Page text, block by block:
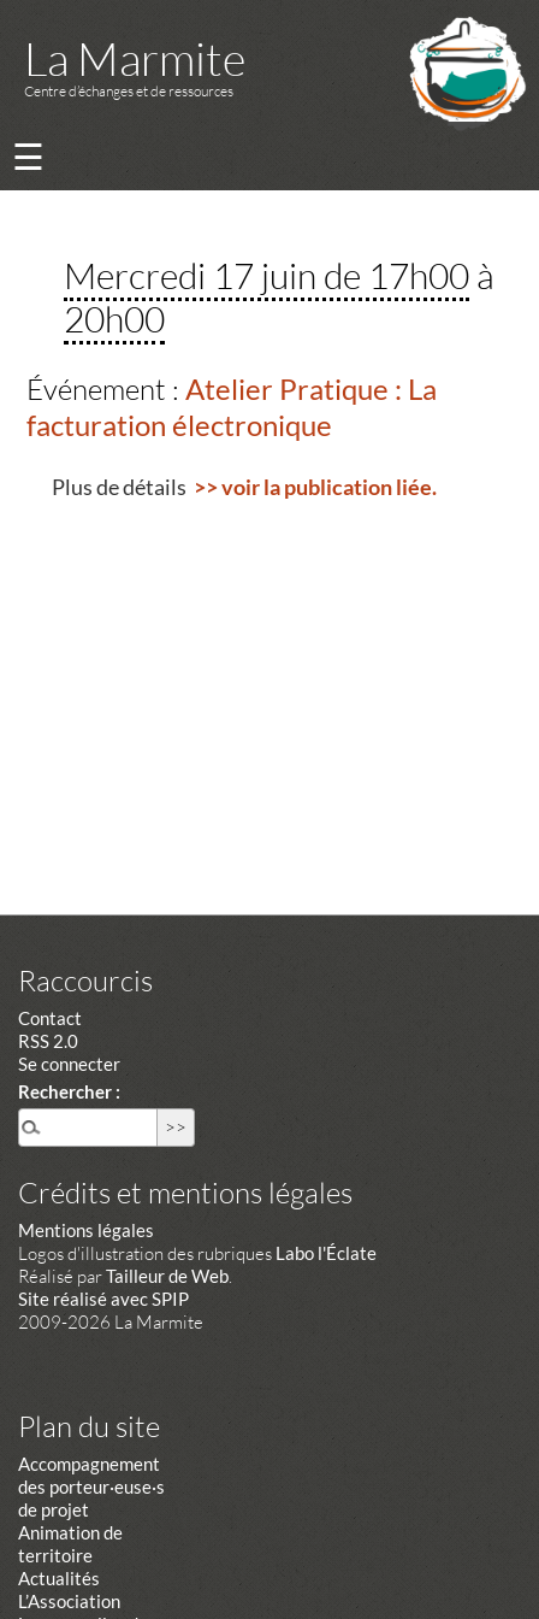
La Marmite
Centre d’échanges et de ressources
☰
Mercredi 17 juin de 17h00à
20h00
Événement :Atelier Pratique : La
facturation électronique
Plus de détails >> voir la publication liée.
Raccourcis
Contact
RSS 2.0
Se connecter
Rechercher :
Crédits et mentions légales
Mentions légales
Logos d'illustration des rubriques Labo l'Éclate
Réalisé parTailleur de Web.
Site réalisé avec SPIP
2009-2026 La Marmite
Plan du site
Accompagnement
des porteur·euse·s
de projet
Animation de
territoire
Actualités
L’Association